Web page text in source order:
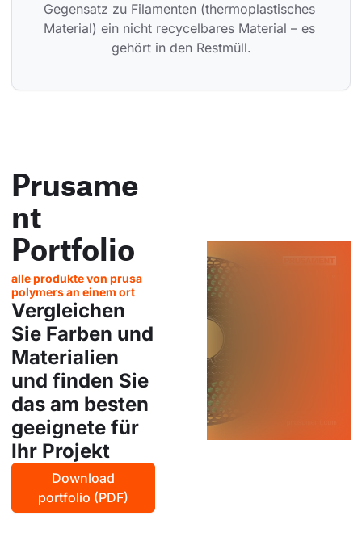
Gegensatz zu Filamenten (thermoplastisches
Material) ein nicht recycelbares Material – es
gehört in den Restmüll.
Prusame
nt
Portfolio
alle produkte von prusa
polymers an einem ort
Vergleichen
Sie Farben und
Materialien
und finden Sie
das am besten
geeignete für
Ihr Projekt
Download
portfolio (PDF)